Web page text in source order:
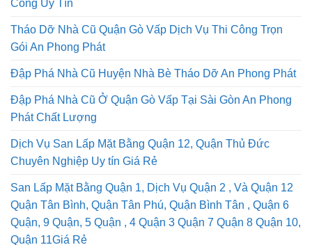
Công Uy Tín
Tháo Dỡ Nhà Cũ Quận Gò Vấp Dịch Vụ Thi Công Trọn
Gói An Phong Phát
Đập Phá Nhà Cũ Huyện Nhà Bè Tháo Dỡ An Phong Phát
Đập Phá Nhà Cũ Ở Quận Gò Vấp Tại Sài Gòn An Phong
Phát Chất Lượng
Dịch Vụ San Lấp Mặt Bằng Quận 12, Quận Thủ Đức
Chuyên Nghiệp Uy tín Giá Rẻ
San Lấp Mặt Bằng Quận 1, Dịch Vụ Quận 2 , Và Quận 12
Quận Tân Bình, Quận Tân Phú, Quận Bình Tân , Quận 6
Quận, 9 Quận, 5 Quận , 4 Quận 3 Quận 7 Quận 8 Quận 10,
Quận 11Giá Rẻ